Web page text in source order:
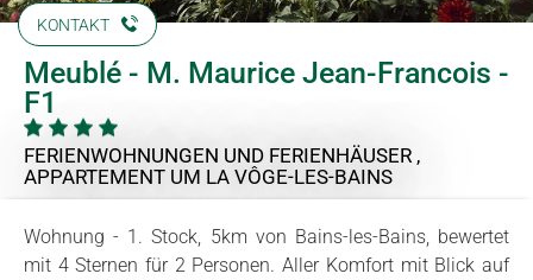
KONTAKT
Meublé - M. Maurice Jean-Francois -
F1
FERIENWOHNUNGEN UND FERIENHÄUSER ,
APPARTEMENT UM LA VÔGE-LES-BAINS
Wohnung - 1. Stock, 5km von Bains-les-Bains, bewertet
mit 4 Sternen für 2 Personen. Aller Komfort mit Blick auf